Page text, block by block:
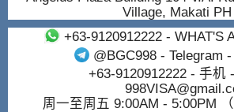
Village, Makati PH
+63-9120912222- WHAT'S
@BGC998 - Telegram
+63-9120912222- 手机
周一至周五 9:00AM - 5:00PM